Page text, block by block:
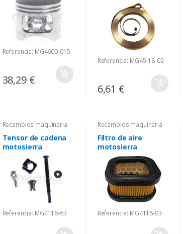
Referencia: MG4600-015
38,29 €
Referencia: MG45-18-02
6,61 €
Recambios maquinaria
Tensor de cadena
motosierra
Referencia: MG4116-63
Recambios maquinaria
Filtro de aire
motosierra
Referencia: MG4116-03